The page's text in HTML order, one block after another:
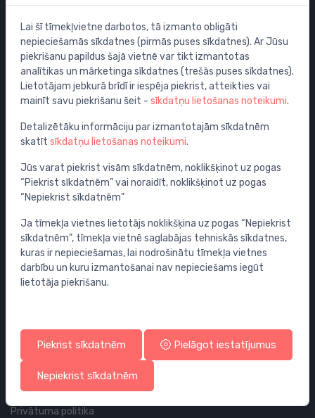
Izpārdošana
Maisītāji
Izlietnes
Tualetes podi
Vannas
Dušas
Vannas istabas piederumi
Mēbeles
Rāmji un skalošanas sistēmas
Sifoni
Noteces grīdai un vannas istabai
Cauruļvadi un Veidgabali
Tavs konts
Tavi pasūtījumi
Tavas adreses
Sīkdatņu politika
Privātuma politika
Lai šī tīmekļvietne darbotos, tā izmanto obligāti
nepieciešamās sīkdatnes (pirmās puses sīkdatnes). Ar Jūsu
piekrišanu papildus šajā vietnē var tikt izmantotas
analītikas un mārketinga sīkdatnes (trešās puses sīkdatnes).
Lietotājam jebkurā brīdī ir iespēja piekrist, atteikties vai
mainīt savu piekrišanu šeit - sīkdatņu lietošanas noteikumi.
Detalizētāku informāciju par izmantotajām sīkdatnēm
skatīt sīkdatņu lietošanas noteikumi.
Jūs varat piekrist visām sīkdatnēm, noklikšķinot uz pogas
“Piekrist sīkdatnēm” vai noraidīt, noklikšķinot uz pogas
“Nepiekrist sīkdatnēm”
Ja tīmekļa vietnes lietotājs noklikšķina uz pogas “Nepiekrist
sīkdatnēm”, tīmekļa vietnē saglabājas tehniskās sīkdatnes,
kuras ir nepieciešamas, lai nodrošinātu tīmekļa vietnes
darbību un kuru izmantošanai nav nepieciešams iegūt
lietotāja piekrišanu.
Piekrist sīkdatnēm Pielāgot iestatījumus
Nepiekrist sīkdatnēm